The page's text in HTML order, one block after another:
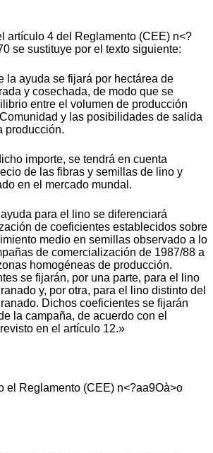
artículo 4 del Reglamento (CEE) n<?
se sustituye por el texto siguiente:
la ayuda se fijará por hectárea de
y cosechada, de modo que se
entre el volumen de producción
y las posibilidades de salida
producción.
importe, se tendrá en cuenta
de las fibras y semillas de lino y
en el mercado mundal.
para el lino se diferenciará
de coeficientes establecidos sobre
medio en semillas observado a lo
de comercialización de 1987/88 a
homogéneas de producción.
se fijarán, por una parte, para el lino
y, por otra, para el lino distinto del
Dichos coeficientes se fijarán
la campaña, de acuerdo con el
en el artículo 12.»
el Reglamento (CEE) n<?aa9Oà>o